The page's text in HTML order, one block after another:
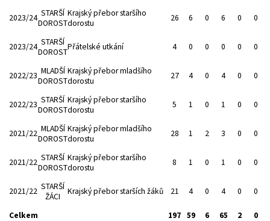
2023/24 STARŠÍ
DOROST
Krajský přebor staršího
dorostu
26 6 0 6 0 0
2023/24 STARŠÍ
DOROST
Přátelské utkání 4 0 0 0 0 0
2022/23 MLADŠÍ
DOROST
Krajský přebor mladšího
dorostu
27 4 0 4 0 0
2022/23 STARŠÍ
DOROST
Krajský přebor staršího
dorostu
5 1 0 1 0 0
2021/22 MLADŠÍ
DOROST
Krajský přebor mladšího
dorostu
28 1 2 3 0 0
2021/22 STARŠÍ
DOROST
Krajský přebor staršího
dorostu
8 1 0 1 0 0
2021/22 STARŠÍ
ŽÁCI
Krajský přebor starších žáků 21 4 0 4 0 0
Celkem 197 59 6 65 2 0